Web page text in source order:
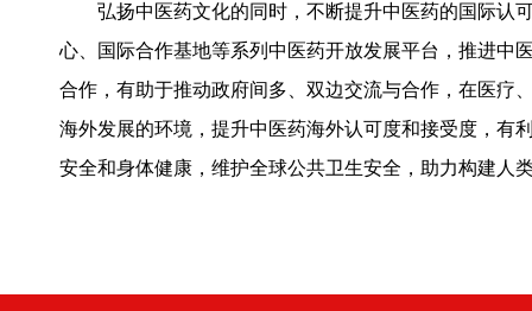
弘扬中医药文化的同时，不断提升中医药的国际认
心、国际合作基地等系列中医药开放发展平台，推进中
合作，有助于推动政府间多、双边交流与合作，在医疗
海外发展的环境，提升中医药海外认可度和接受度，有
安全和身体健康，维护全球公共卫生安全，助力构建人